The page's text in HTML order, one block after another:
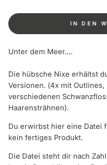
IN DEN
Unter dem Meer....
Die hübsche Nixe erhältst
Versionen. (4x mit
verschiedenen
Haarensträhnen).
Du erwirbst hier eine Datei
kein fertiges Produkt.
Die Datei steht dir nach